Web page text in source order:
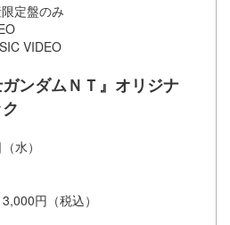
定盤のみ
VIDEO
ンダムＮＴ』オリジナ
水）
円（税込）